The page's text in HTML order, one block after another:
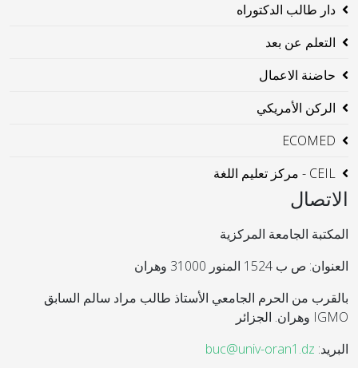
دار طالب الدكتوراه
التعلم عن بعد
حاضنة الاعمال
الركن الأمريكي
ECOMED
CEIL - مركز تعليم اللغة
الاتصال
المكتبة الجامعة المركزية
العنوان: ص ب 1524 المنور 31000 وهران
بالقرب من الحرم الجامعي الأستاذ طالب مراد سالم السابق
IGMO وهران. الجزائر
البريد: buc@univ-oran1.dz